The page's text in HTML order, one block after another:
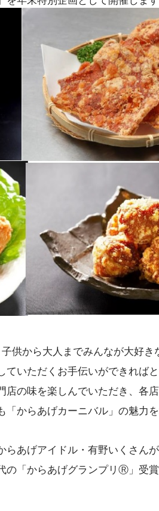
供から大人までみんなが大好き
いただくお手伝いができれば
の味を楽しんでいただき、各
からあげカーニバル」の魅力
あげアイドル・有野いくさん
の「からあげグランプリⓇ」受